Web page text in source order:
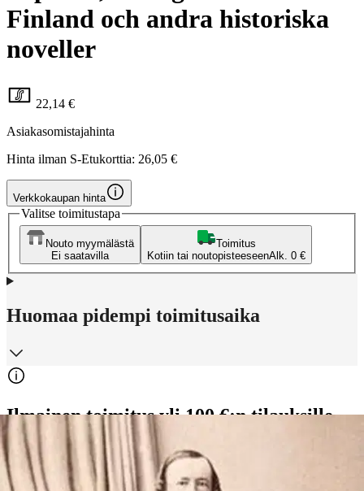
Finland och andra historiska
noveller
22,14 €
Asiakasomistajahinta
Hinta ilman S-Etukorttia: 26,05 €
Verkkokaupan hinta
Valitse toimitustapa
Nouto myymälästä
Ei saatavilla
Toimitus
Kotiin tai noutopisteeseenAlk. 0 €
Huomaa pidempi toimitusaika
Ilmainen toimitus yli 100 €:n tilauksille
Postin pakettiautomaattiin tai
palvelupisteeseen!